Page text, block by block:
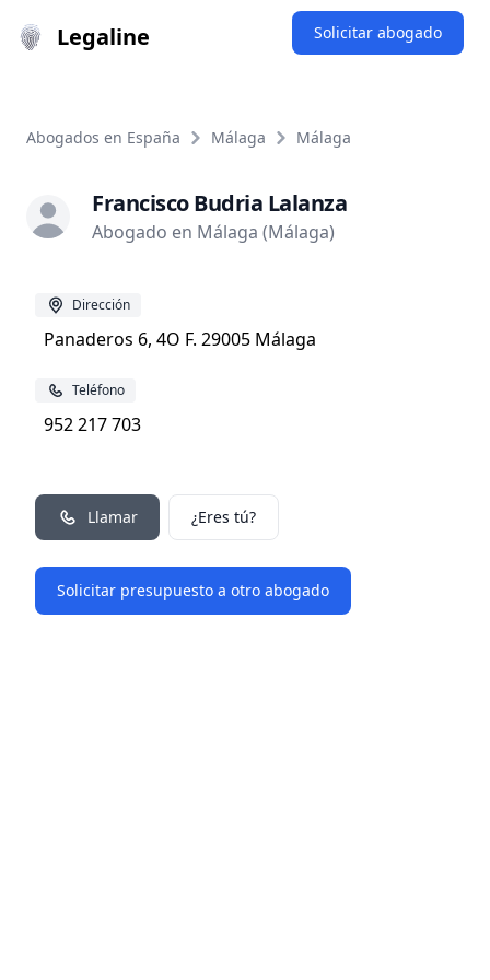
Legaline Solicitar abogado
Abogados en España Málaga Málaga
Francisco Budria Lalanza
Abogado en Málaga (Málaga)
Dirección
Panaderos 6, 4O F. 29005 Málaga
Teléfono
952 217 703
Llamar ¿Eres tú?
Solicitar presupuesto a otro abogado